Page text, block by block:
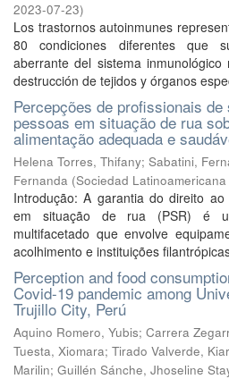
2023-07-23)
Los trastornos autoinmunes
80 condiciones diferentes que
aberrante del sistema
destrucción de tejidos y órganos
Percepções de profissionais
pessoas em situação de rua
alimentação adequada e
Helena Torres, Thifany; Sabatini,
Fernanda (Sociedad
Introdução: A garantia do direito
em situação de rua (PSR) é
multifacetado que envolve
acolhimento e instituições
Perception and food
Covid-19 pandemic among
Trujillo City, Perú
Aquino Romero, Yubis; Carrera
Tuesta, Xiomara; Tirado Valverde,
Marilin; Guillén Sánche, Jhoseline